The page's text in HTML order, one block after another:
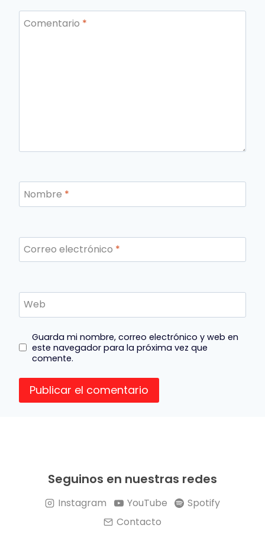
Comentario *
Nombre *
Correo electrónico *
Web
Guarda mi nombre, correo electrónico y web en
este navegador para la próxima vez que
comente.
Seguinos en nuestras redes
Instagram YouTube
Spotify
Contacto